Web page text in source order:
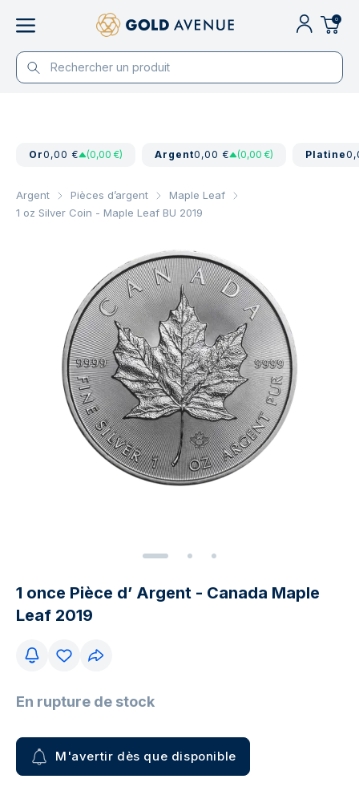
0
Or0,00 € (0,00 €) Argent0,00 € (0,00 €) Platine
Argent Pièces d’argent
Maple Leaf
1 oz Silver Coin - Maple Leaf BU 2019
1 once Pièce d’ Argent - Canada Maple
Leaf 2019
En rupture de stock
M'avertir dès que disponible